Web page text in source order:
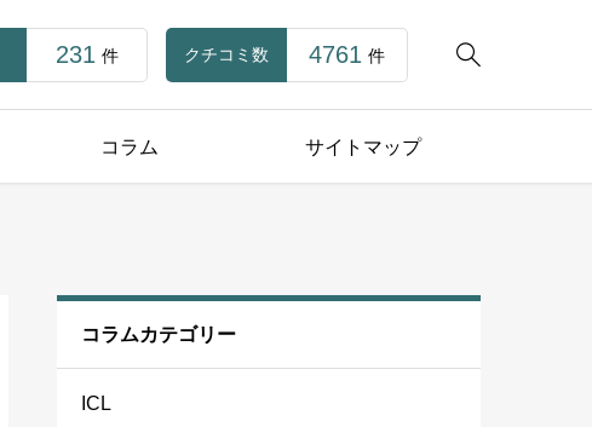

231 件 クチコミ数 4761 件
コラム サイトマップ
コラムカテゴリー
ICL